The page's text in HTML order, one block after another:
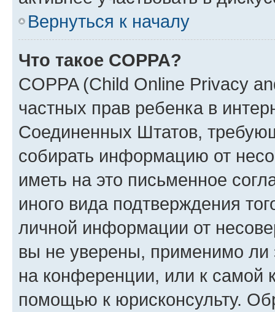
Вернуться к началу
Что такое COPPA?
COPPA (Child Online Privacy
частных прав ребенка в
Соединенных Штатов,
собирать информацию от
иметь на это письменное
иного вида подтверждения
личной информации от
вы не уверены, применимо ли
на конференции, или к самой
помощью к юрисконсульту.